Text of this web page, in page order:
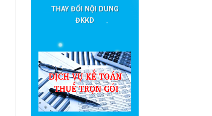
THAY ĐỔI NỘI DUNG
ĐKKD